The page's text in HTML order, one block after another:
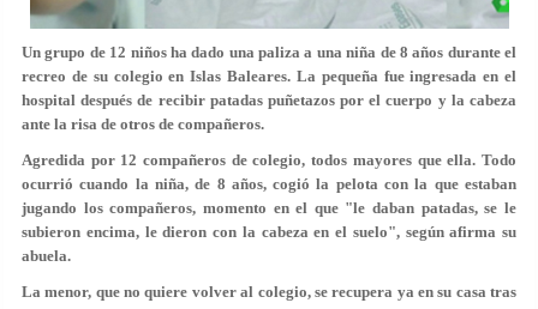
Un grupo de 12 niños ha dado una paliza a una niña de 8 años durante el
recreo de su colegio en Islas Baleares. La pequeña fue ingresada en el
hospital después de recibir patadas puñetazos por el cuerpo y la cabeza
ante la risa de otros de compañeros.
Agredida por 12 compañeros de colegio, todos mayores que ella. Todo
ocurrió cuando la niña, de 8 años, cogió la pelota con la que estaban
jugando los compañeros, momento en el que "le daban patadas, se le
subieron encima, le dieron con la cabezaen el suelo", según afirma su
abuela.
La menor, que no quiere volver al colegio, se recupera ya en su casa tras